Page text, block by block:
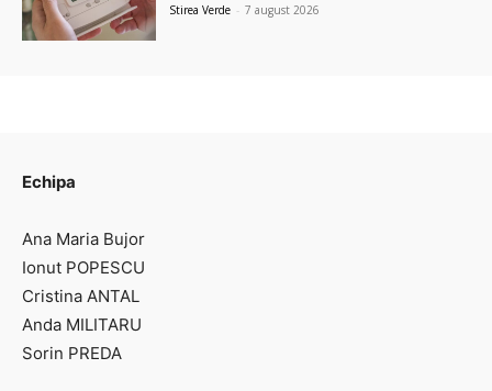
Stirea Verde - 7 august 2026
Echipa
Ana Maria Bujor
Ionut POPESCU
Cristina ANTAL
Anda MILITARU
Sorin PREDA